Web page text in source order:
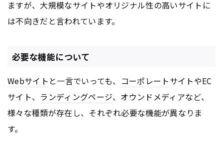
ますが、大規模なサイトやオリジナル性の高いサイトに
は不向きだと言われています。
必要な機能について
Webサイト と一言でいっても、 コーポレートサイトやEC
サイト、 ランディングページ、オウンドメディアなど、
様々な種類が存在し、それぞれ必要な機能が異なりま
す。